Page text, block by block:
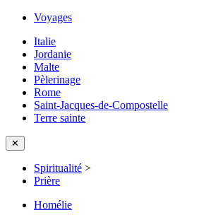
Voyages
Italie
Jordanie
Malte
Pèlerinage
Rome
Saint-Jacques-de-Compostelle
Terre sainte
✕
Spiritualité >
Prière
Homélie